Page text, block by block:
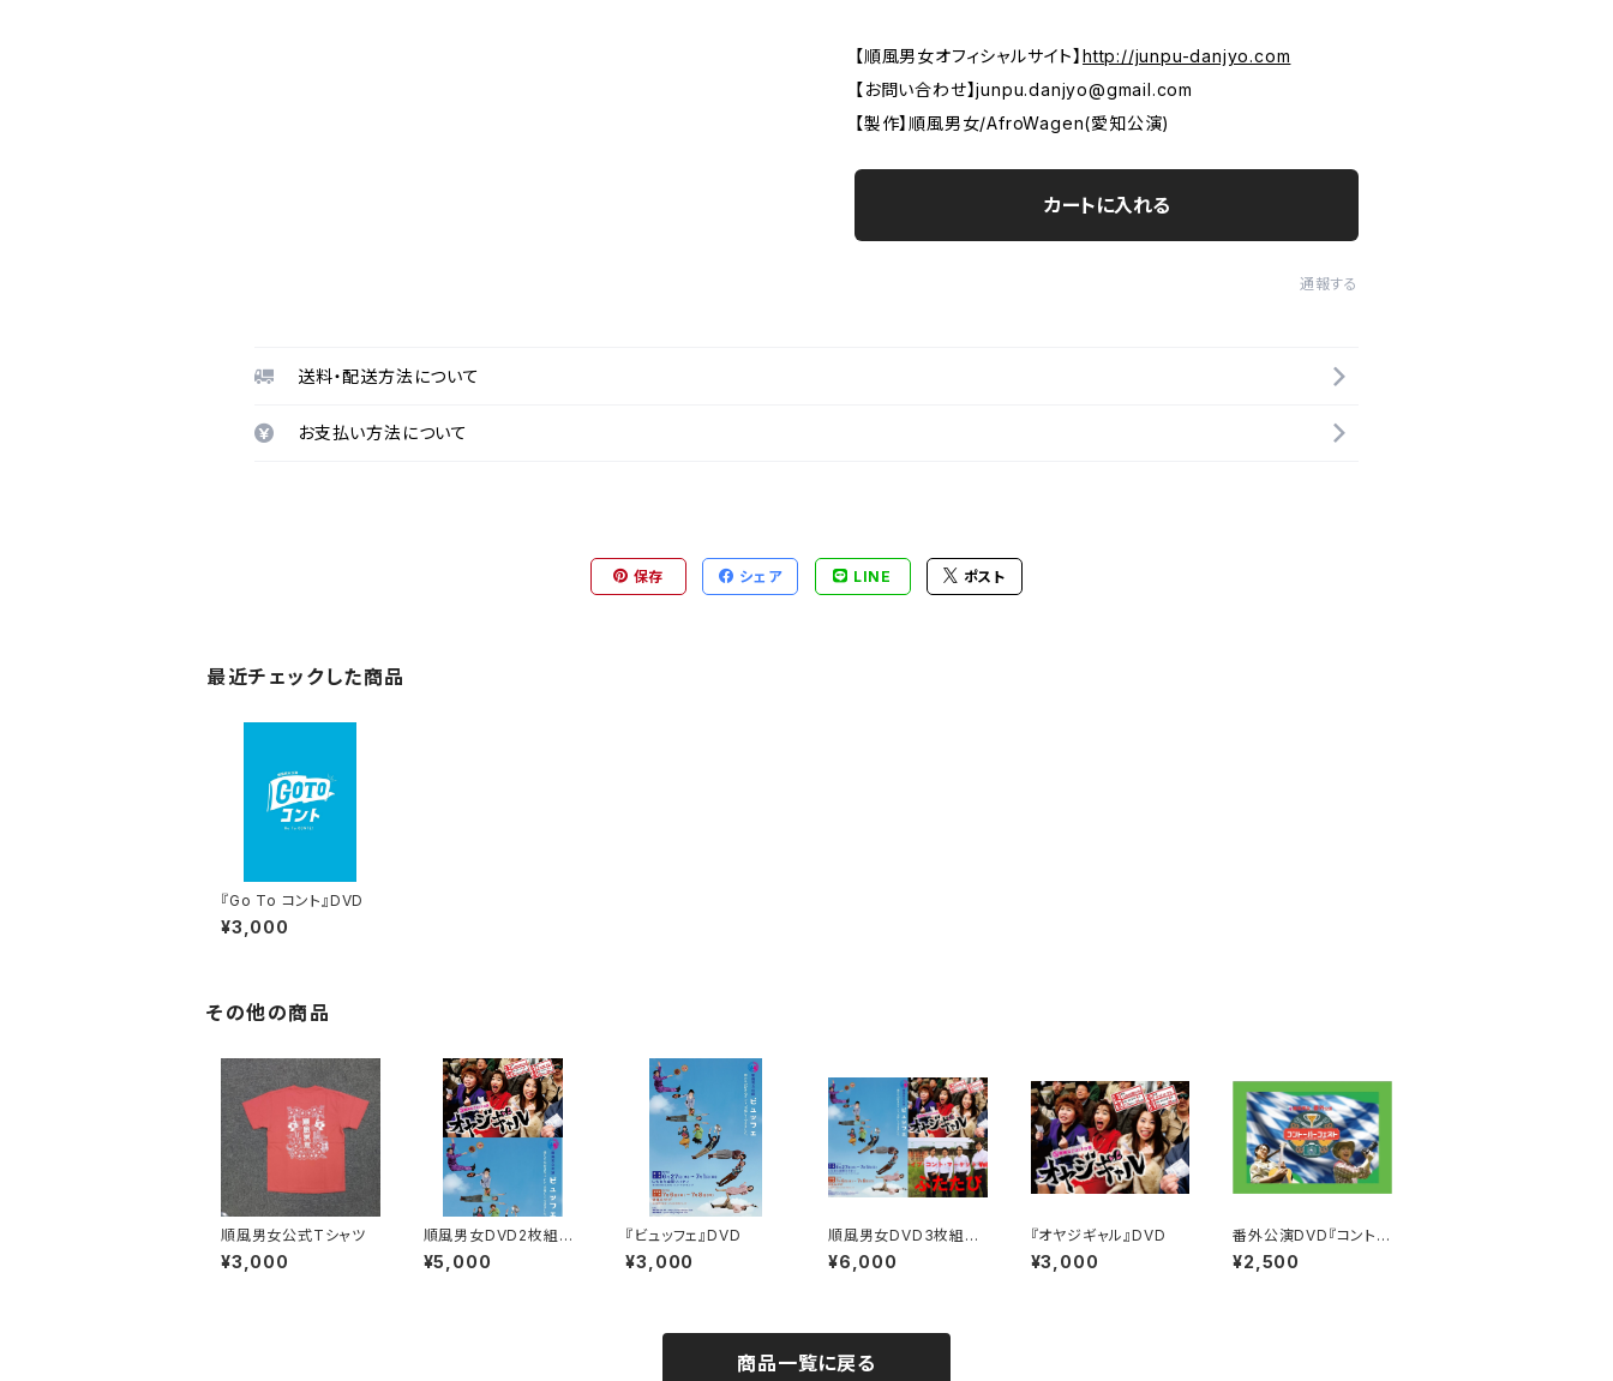
【順風男女オフィシャルサイト】http://junpu-danjyo.com
【お問い合わせ】junpu.danjyo@gmail.com
【製作】順風男女/AfroWagen(愛知公演)
カートに入れる
通報する
送料・配送方法について
お支払い方法について
保存 シェア LINE ポスト
最近チェックした商品
『Go To コント』DVD
¥3,000
その他の商品
順風男女公式Tシャツ
¥3,000
順風男女DVD2枚組セ
ット
¥5,000
『ビュッフェ』DVD
¥3,000
順風男女DVD3枚組セ
ット
¥6,000
『オヤジギャル』DVD
¥3,000
番外公演DVD『コントー
バーフェスト〜コントと
歌と映像が織りなす祭
¥2,500
商品一覧に戻る